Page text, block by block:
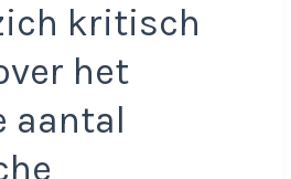
kritisch
het
aantal